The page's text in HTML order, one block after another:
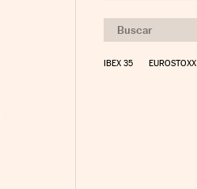
IBEX 35 EUROSTOXX